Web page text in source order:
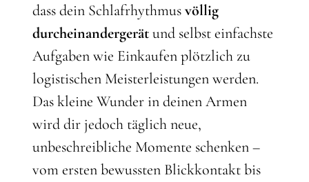
dass dein Schlafrhythmusvöllig
durcheinandergerätund selbst einfachste
Aufgaben wie Einkaufen plötzlich zu
logistischen Meisterleistungen werden.
Das kleine Wunder in deinen Armen
wird dir jedoch täglich neue,
unbeschreibliche Momente schenken –
vom ersten bewussten Blickkontakt bis